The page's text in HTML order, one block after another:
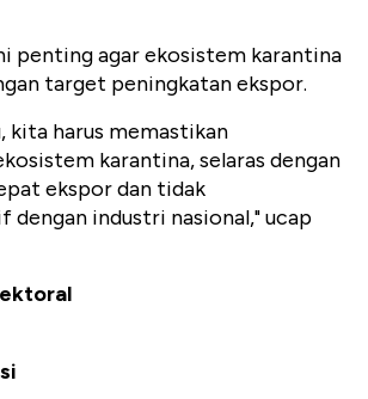
penting agar ekosistem karantina
target peningkatan ekspor.
kita harus memastikan
karantina, selaras dengan
ekspor dan tidak
industri nasional," ucap